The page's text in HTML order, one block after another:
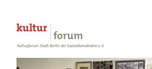
Kulturforum Stadt